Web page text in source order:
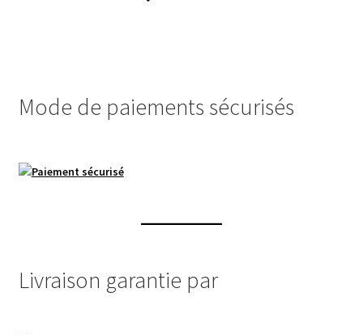
Mode de paiements sécurisés
Livraison garantie par